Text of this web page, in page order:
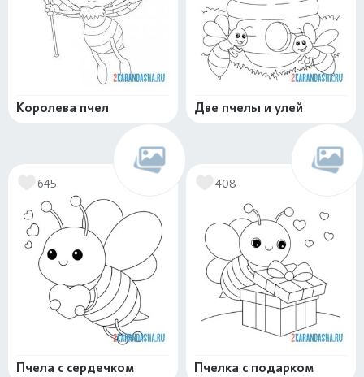
Королева пчел Две пчелы и улей
645
Пчела с сердечком
408
Пчелка с подарком